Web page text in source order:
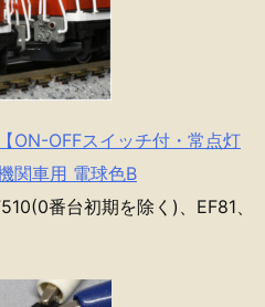
OFFスイッチ付・常点灯
関車用 電球色B
番台初期を除く)、EF81、